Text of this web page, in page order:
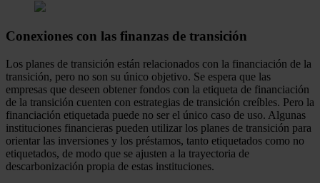
Conexiones con las finanzas de transición
Los planes de transición están relacionados con la financiación de la
transición, pero no son su único objetivo. Se espera que las
empresas que deseen obtener fondos con la etiqueta de financiación
de la transición cuenten con estrategias de transición creíbles. Pero la
financiación etiquetada puede no ser el único caso de uso. Algunas
instituciones financieras pueden utilizar los planes de transición para
orientar las inversiones y los préstamos, tanto etiquetados como no
etiquetados, de modo que se ajusten a la trayectoria de
descarbonización propia de estas instituciones.